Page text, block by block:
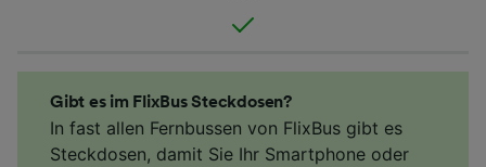
Gibt es im FlixBus Steckdosen?
In fast allen Fernbussen von FlixBus gibt es
Steckdosen, damit Sie Ihr Smartphone oder